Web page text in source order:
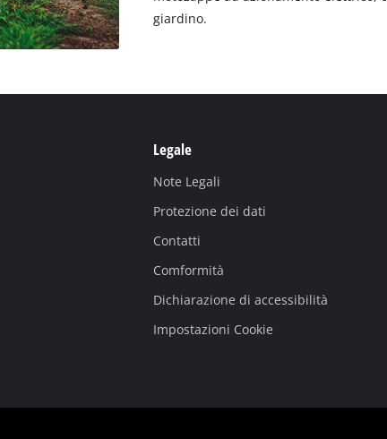
giardino.
Legale
Note Legali
Protezione dei dati
Contatti
Comformità
Dichiarazione di accessibilità
Impostazioni Cookie